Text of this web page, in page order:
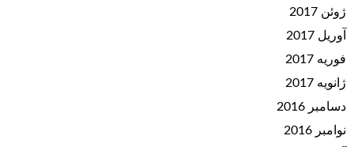
ژوئن 2017
آوریل 2017
فوریه 2017
ژانویه 2017
دسامبر 2016
نوامبر 2016